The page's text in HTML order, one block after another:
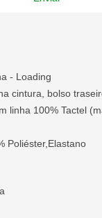
- Loading
cintura, bolso
linha 100% Tactel
Poliéster,Elastano